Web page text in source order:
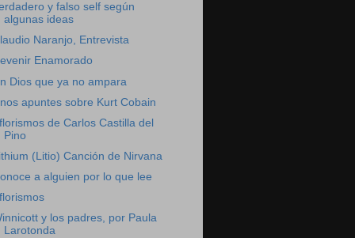
y falso self según
algunas ideas
Naranjo, Entrevista
Enamorado
Dios que ya no ampara
apuntes sobre Kurt Cobain
de Carlos Castilla del
Pino
(Litio) Canción de Nirvana
a alguien por lo que lee
y los padres, por Paula
Larotonda